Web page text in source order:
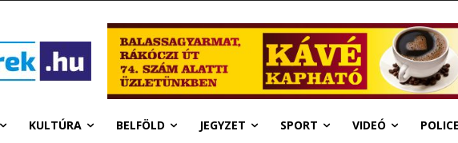
KULTÚRA BELFÖLD JEGYZET SPORT VIDEÓ